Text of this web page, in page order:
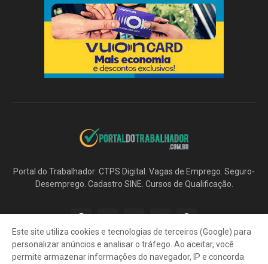
Portal do Trabalhador: CTPS Digital. Vagas de Emprego. Seguro-
Desemprego. Cadastro SINE. Cursos de Qualificação.
Este site utiliza cookies e tecnologias de terceiros (Google) para
personalizar anúncios e analisar o tráfego. Ao aceitar, você
permite armazenar informações do navegador, IP e concorda